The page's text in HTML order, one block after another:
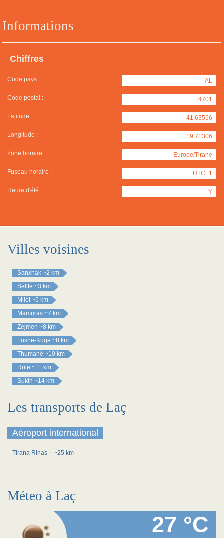
Informations
Chiffres
Code pays : AL
Code postal : 4701
Latitude : 41.63556
Longitude : 19.71306
Zone horaire : Europe/Tirane
Fuseau horaire : UTC+1
Heure d'été : Y
Villes voisines
Sanxhak ~2 km
Selitë ~3 km
Milot ~5 km
Mamuras ~7 km
Zejmen ~8 km
Fushë-Kuqe ~8 km
Thumanë ~10 km
Rrilë ~11 km
Sukth ~14 km
Les transports de Laç
Aéroport international
Tirana Rinas ~25 km
Méteo à Laç
27 °C